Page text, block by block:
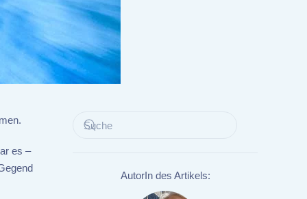
es –
AutorIn des Artikels: